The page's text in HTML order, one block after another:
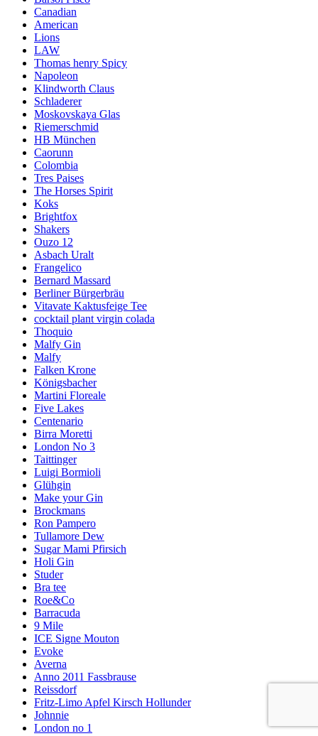
Canadian
American
Lions
LAW
Thomas henry Spicy
Napoleon
Klindworth Claus
Schladerer
Moskovskaya Glas
Riemerschmid
HB München
Caorunn
Colombia
Tres Paises
The Horses Spirit
Koks
Brightfox
Shakers
Ouzo 12
Asbach Uralt
Frangelico
Bernard Massard
Berliner Bürgerbräu
Vitavate Kaktusfeige Tee
cocktail plant virgin colada
Thoquio
Malfy Gin
Malfy
Falken Krone
Königsbacher
Martini Floreale
Five Lakes
Centenario
Birra Moretti
London No 3
Taittinger
Luigi Bormioli
Glühgin
Make your Gin
Brockmans
Ron Pampero
Tullamore Dew
Sugar Mami Pfirsich
Holi Gin
Studer
Bra tee
Roe&Co
Barracuda
9 Mile
ICE Signe Mouton
Evoke
Averna
Anno 2011 Fassbrause
Reissdorf
Fritz-Limo Apfel Kirsch Hollunder
Johnnie
London no 1